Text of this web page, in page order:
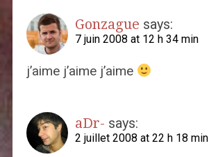
Gonzague says:
7 juin 2008 at 12 h 34 min
j’aime j’aime j’aime
aDr- says:
2 juillet 2008 at 22 h 18 min